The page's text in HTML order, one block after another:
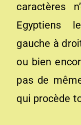
caractères
Egyptiens
gauche à
ou bien
pas de
qui procède